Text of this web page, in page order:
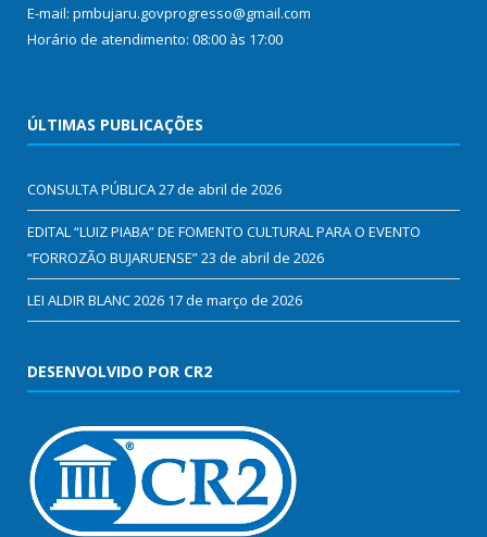
E-mail: pmbujaru.govprogresso@gmail.com
Horário de atendimento: 08:00 às 17:00
ÚLTIMAS PUBLICAÇÕES
CONSULTA PÚBLICA27 de abril de 2026
EDITAL “LUIZ PIABA” DE FOMENTO CULTURAL PARA O EVENTO
“FORROZÃO BUJARUENSE”23 de abril de 2026
LEI ALDIR BLANC 2026 17 de março de 2026
DESENVOLVIDO POR CR2